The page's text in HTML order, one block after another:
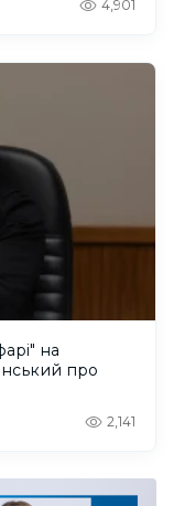
4,901
на
про
2,141